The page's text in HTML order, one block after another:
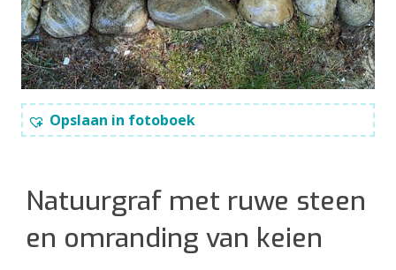
Opslaan in fotoboek
Natuurgraf met ruwe steen
en omranding van keien